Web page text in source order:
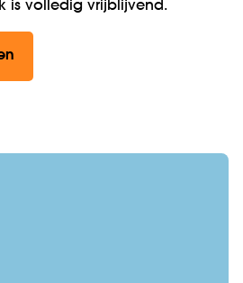
is volledig vrijblijvend.